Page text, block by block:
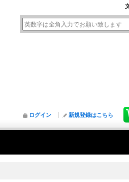
ログイン 新規登録はこちら